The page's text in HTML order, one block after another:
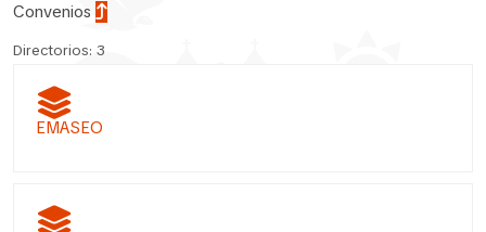
Convenios
Directorios: 3
EMASEO